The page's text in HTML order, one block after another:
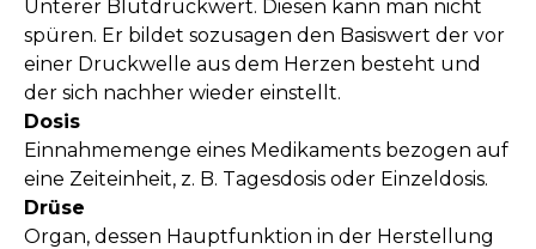
Unterer Blutdruckwert. Diesen kann man nicht
spüren. Er bildet sozusagen den Basiswert der vor
einer Druckwelle aus dem Herzen besteht und
der sich nachher wieder einstellt.
Dosis
Einnahmemenge eines Medikaments bezogen auf
eine Zeiteinheit, z. B. Tagesdosis oder Einzeldosis.
Drüse
Organ, dessen Hauptfunktion in der Herstellung